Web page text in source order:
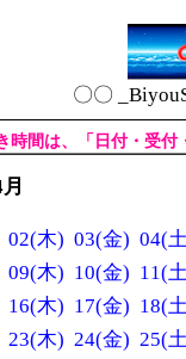
〇〇
時間は、「日付・受
02(木) 03(金) 04(
09(木) 10(金) 11(
16(木) 17(金) 18(
23(木) 24(金) 25(